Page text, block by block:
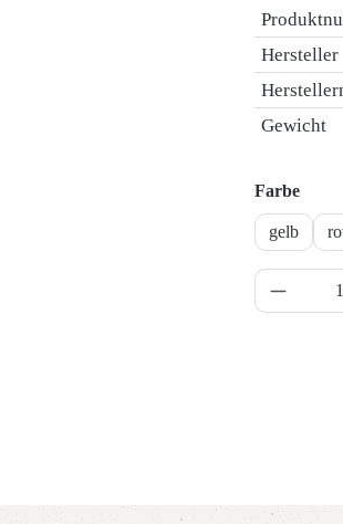
Hersteller
Gewicht
Farbe
gelb